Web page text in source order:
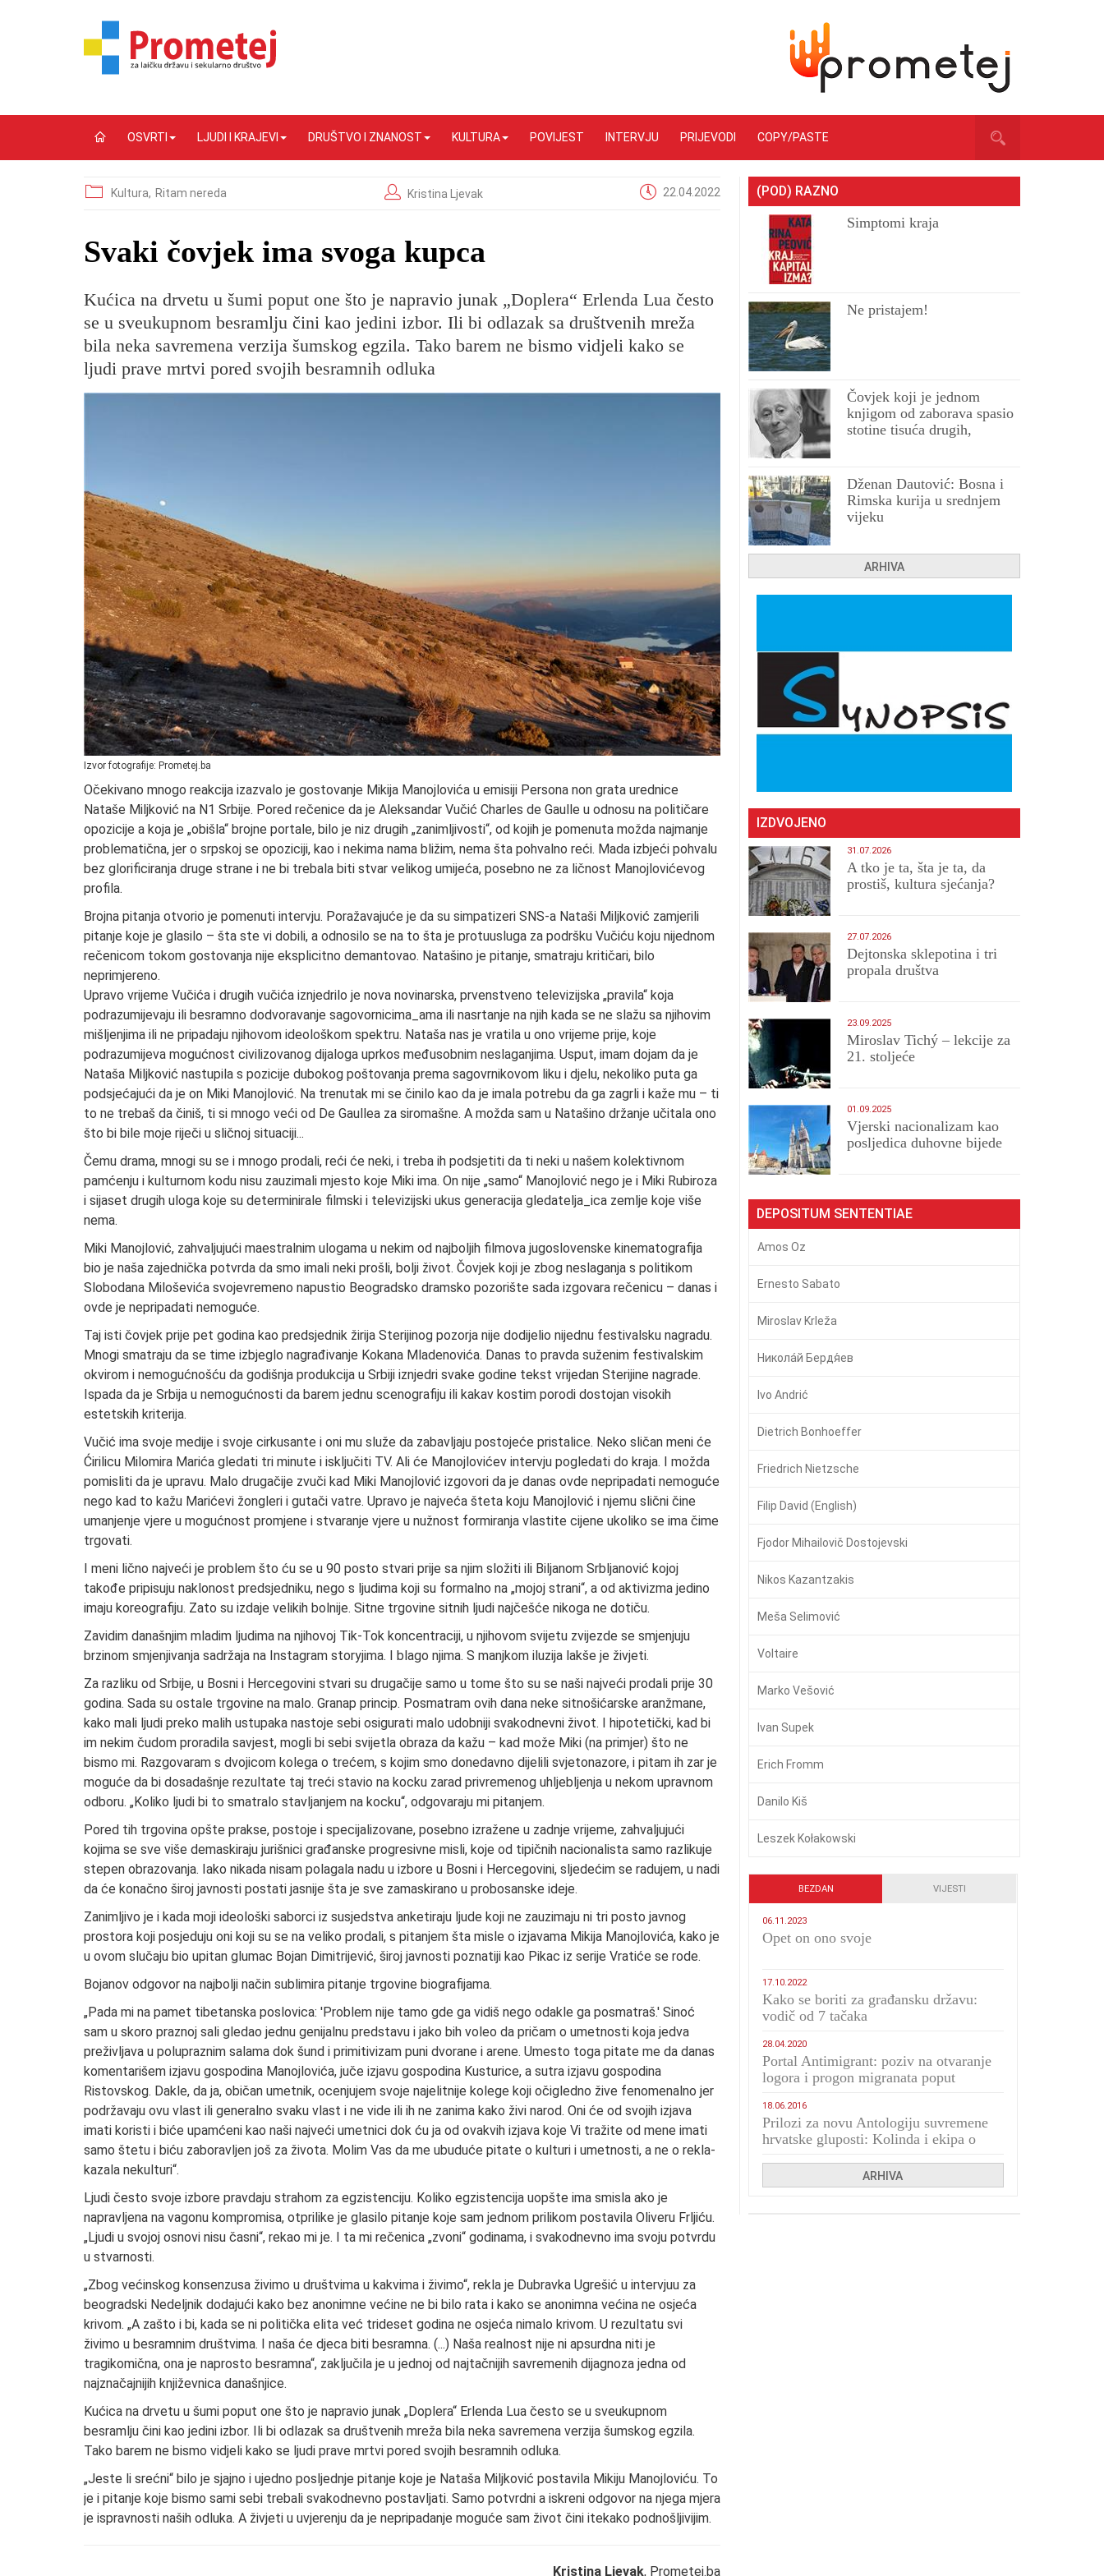
OSVRTI LJUDI I KRAJEVI DRUŠTVO I ZNANOST KULTURA POVIJEST INTERVJU PRIJEVODI COPY/PASTE
Kultura, Ritam nereda Kristina Ljevak 22.04.2022
​Svaki čovjek ima svoga kupca
Kućica na drvetu u šumi poput one što je napravio junak „Doplera“ Erlenda Lua često
se u sveukupnom besramlju čini kao jedini izbor. Ili bi odlazak sa društvenih mreža
bila neka savremena verzija šumskog egzila. Tako barem ne bismo vidjeli kako se
ljudi prave mrtvi pored svojih besramnih odluka
Izvor fotografije: Prometej.ba
Očekivano mnogo reakcija izazvalo je gostovanje Mikija Manojlovića u emisiji Persona non grata urednice
Nataše Miljković na N1 Srbije. Pored rečenice da je Aleksandar Vučić Charles de Gaulle u odnosu na političare
opozicije a koja je „obišla“ brojne portale, bilo je niz drugih „zanimljivosti“, od kojih je pomenuta možda najmanje
problematična, jer o srpskoj se opoziciji, kao i nekima nama bližim, nema šta pohvalno reći. Mada izbjeći pohvalu
bez glorificiranja druge strane i ne bi trebala biti stvar velikog umijeća, posebno ne za ličnost Manojlovićevog
profila.
Brojna pitanja otvorio je pomenuti intervju. Poražavajuće je da su simpatizeri SNS-a Nataši Miljković zamjerili
pitanje koje je glasilo – šta ste vi dobili, a odnosilo se na to šta je protuusluga za podršku Vučiću koju nijednom
rečenicom tokom gostovanja nije eksplicitno demantovao. Natašino je pitanje, smatraju kritičari, bilo
neprimjereno.
Upravo vrijeme Vučića i drugih vučića iznjedrilo je nova novinarska, prvenstveno televizijska „pravila“ koja
podrazumijevaju ili besramno dodvoravanje sagovornicima_ama ili nasrtanje na njih kada se ne slažu sa njihovim
mišljenjima ili ne pripadaju njihovom ideološkom spektru. Nataša nas je vratila u ono vrijeme prije, koje
podrazumijeva mogućnost civilizovanog dijaloga uprkos međusobnim neslaganjima. Usput, imam dojam da je
Nataša Miljković nastupila s pozicije dubokog poštovanja prema sagovrnikovom liku i djelu, nekoliko puta ga
podsjećajući da je on Miki Manojlović. Na trenutak mi se činilo kao da je imala potrebu da ga zagrli i kaže mu – ti
to ne trebaš da činiš, ti si mnogo veći od De Gaullea za siromašne. A možda sam u Natašino držanje učitala ono
što bi bile moje riječi u sličnoj situaciji...
Čemu drama, mnogi su se i mnogo prodali, reći će neki, i treba ih podsjetiti da ti neki u našem kolektivnom
pamćenju i kulturnom kodu nisu zauzimali mjesto koje Miki ima. On nije „samo“ Manojlović nego je i Miki Rubiroza
i sijaset drugih uloga koje su determinirale filmski i televizijski ukus generacija gledatelja_ica zemlje koje više
nema.
Miki Manojlović, zahvaljujući maestralnim ulogama u nekim od najboljih filmova jugoslovenske kinematografija
bio je naša zajednička potvrda da smo imali neki prošli, bolji život. Čovjek koji je zbog neslaganja s politikom
Slobodana Miloševića svojevremeno napustio Beogradsko dramsko pozorište sada izgovara rečenicu – danas i
ovde je nepripadati nemoguće.
Taj isti čovjek prije pet godina kao predsjednik žirija Sterijinog pozorja nije dodijelio nijednu festivalsku nagradu.
Mnogi smatraju da se time izbjeglo nagrađivanje Kokana Mladenovića. Danas to pravda suženim festivalskim
okvirom i nemogućnošću da godišnja produkcija u Srbiji iznjedri svake godine tekst vrijedan Sterijine nagrade.
Ispada da je Srbija u nemogućnosti da barem jednu scenografiju ili kakav kostim porodi dostojan visokih
estetskih kriterija.
Vučić ima svoje medije i svoje cirkusante i oni mu služe da zabavljaju postojeće pristalice. Neko sličan meni će
Ćirilicu Milomira Marića gledati tri minute i isključiti TV. Ali će Manojlovićev intervju pogledati do kraja. I možda
pomisliti da je upravu. Malo drugačije zvuči kad Miki Manojlović izgovori da je danas ovde nepripadati nemoguće
nego kad to kažu Marićevi žongleri i gutači vatre. Upravo je najveća šteta koju Manojlović i njemu slični čine
umanjenje vjere u mogućnost promjene i stvaranje vjere u nužnost formiranja vlastite cijene ukoliko se ima čime
trgovati.
I meni lično najveći je problem što ću se u 90 posto stvari prije sa njim složiti ili Biljanom Srbljanović kojoj
takođe pripisuju naklonost predsjedniku, nego s ljudima koji su formalno na „mojoj strani“, a od aktivizma jedino
imaju koreografiju. Zato su izdaje velikih bolnije. Sitne trgovine sitnih ljudi najčešće nikoga ne dotiču.
Zavidim današnjim mladim ljudima na njihovoj Tik-Tok koncentraciji, u njihovom svijetu zvijezde se smjenjuju
brzinom smjenjivanja sadržaja na Instagram storyjima. I blago njima. S manjkom iluzija lakše je živjeti.
Za razliku od Srbije, u Bosni i Hercegovini stvari su drugačije samo u tome što su se naši najveći prodali prije 30
godina. Sada su ostale trgovine na malo. Granap princip. Posmatram ovih dana neke sitnošićarske aranžmane,
kako mali ljudi preko malih ustupaka nastoje sebi osigurati malo udobniji svakodnevni život. I hipotetički, kad bi
im nekim čudom proradila savjest, mogli bi sebi svijetla obraza da kažu – kad može Miki (na primjer) što ne
bismo mi. Razgovaram s dvojicom kolega o trećem, s kojim smo donedavno dijelili svjetonazore, i pitam ih zar je
moguće da bi dosadašnje rezultate taj treći stavio na kocku zarad privremenog uhljebljenja u nekom upravnom
odboru. „Koliko ljudi bi to smatralo stavljanjem na kocku“, odgovaraju mi pitanjem.
Pored tih trgovina opšte prakse, postoje i specijalizovane, posebno izražene u zadnje vrijeme, zahvaljujući
kojima se sve više demaskiraju jurišnici građanske progresivne misli, koje od tipičnih nacionalista samo razlikuje
stepen obrazovanja. Iako nikada nisam polagala nadu u izbore u Bosni i Hercegovini, sljedećim se radujem, u nadi
da će konačno široj javnosti postati jasnije šta je sve zamaskirano u probosanske ideje.
Zanimljivo je i kada moji ideološki saborci iz susjedstva anketiraju ljude koji ne zauzimaju ni tri posto javnog
prostora koji posjeduju oni koji su se na veliko prodali, s pitanjem šta misle o izjavama Mikija Manojlovića, kako je
u ovom slučaju bio upitan glumac Bojan Dimitrijević, široj javnosti poznatiji kao Pikac iz serije Vratiće se rode.
Bojanov odgovor na najbolji način sublimira pitanje trgovine biografijama.
„Pada mi na pamet tibetanska poslovica: 'Problem nije tamo gde ga vidiš nego odakle ga posmatraš.' Sinoć
sam u skoro praznoj sali gledao jednu genijalnu predstavu i jako bih voleo da pričam o umetnosti koja jedva
preživljava u polupraznim salama dok šund i primitivizam puni dvorane i arene. Umesto toga pitate me da danas
komentarišem izjavu gospodina Manojlovića, juče izjavu gospodina Kusturice, a sutra izjavu gospodina
Ristovskog. Dakle, da ja, običan umetnik, ocenjujem svoje najelitnije kolege koji očigledno žive fenomenalno jer
podržavaju ovu vlast ili generalno svaku vlast i ne vide ili ih ne zanima kako živi narod. Oni će od svojih izjava
imati koristi i biće upamćeni kao naši najveći umetnici dok ću ja od ovakvih izjava koje Vi tražite od mene imati
samo štetu i biću zaboravljen još za života. Molim Vas da me ubuduće pitate o kulturi i umetnosti, a ne o rekla-
kazala nekulturi“.
Ljudi često svoje izbore pravdaju strahom za egzistenciju. Koliko egzistencija uopšte ima smisla ako je
napravljena na vagonu kompromisa, otprilike je glasilo pitanje koje sam jednom prilikom postavila Oliveru Frljiću.
„Ljudi u svojoj osnovi nisu časni“, rekao mi je. I ta mi rečenica „zvoni“ godinama, i svakodnevno ima svoju potvrdu
u stvarnosti.
„Zbog većinskog konsenzusa živimo u društvima u kakvima i živimo“, rekla je Dubravka Ugrešić u intervjuu za
beogradski Nedeljnik dodajući kako bez anonimne većine ne bi bilo rata i kako se anonimna većina ne osjeća
krivom. „A zašto i bi, kada se ni politička elita već trideset godina ne osjeća nimalo krivom. U rezultatu svi
živimo u besramnim društvima. I naša će djeca biti besramna. (...) Naša realnost nije ni apsurdna niti je
tragikomična, ona je naprosto besramna“, zaključila je u jednoj od najtačnijih savremenih dijagnoza jedna od
najznačajnijih književnica današnjice.
Kućica na drvetu u šumi poput one što je napravio junak „Doplera“ Erlenda Lua često se u sveukupnom
besramlju čini kao jedini izbor. Ili bi odlazak sa društvenih mreža bila neka savremena verzija šumskog egzila.
Tako barem ne bismo vidjeli kako se ljudi prave mrtvi pored svojih besramnih odluka.
„Jeste li srećni“ bilo je sjajno i ujedno posljednje pitanje koje je Nataša Miljković postavila Mikiju Manojloviću. To
je i pitanje koje bismo sami sebi trebali svakodnevno postavljati. Samo potvrdni a iskreni odgovor na njega mjera
je ispravnosti naših odluka. A živjeti u uvjerenju da je nepripadanje moguće sam život čini itekako podnošljivijim.
Kristina Ljevak, Prometej.ba
(POD) RAZNO
Simptomi kraja
Ne pristajem!
Čovjek koji je jednom
knjigom od zaborava spasio
stotine tisuća drugih,
Dženan Dautović: Bosna i
Rimska kurija u srednjem
vijeku
ARHIVA
IZDVOJENO
31.07.2026
A tko je ta, šta je ta, da
prostiš, kultura sjećanja?
27.07.2026
Dejtonska sklepotina i tri
propala društva
23.09.2025
Miroslav Tichý – lekcije za
21. stoljeće
01.09.2025
​Vjerski nacionalizam kao
posljedica duhovne bijede
DEPOSITUM SENTENTIAE
Amos Oz
Ernesto Sabato
Miroslav Krleža
Никола́й Бердя́ев
Ivo Andrić
Dietrich Bonhoeffer
Friedrich Nietzsche
Filip David (English)
Fjodor Mihailovič Dostojevski
Nikos Kazantzakis
Meša Selimović
Voltaire
Marko Vešović
Ivan Supek
Erich Fromm
Danilo Kiš
Leszek Kołakowski
BEZDAN VIJESTI
06.11.2023
​Opet on ono svoje
17.10.2022
Kako se boriti za građansku državu:
vodič od 7 tačaka
28.04.2020
Portal Antimigrant: poziv na otvaranje
logora i progon migranata poput
18.06.2016
Prilozi za novu Antologiju suvremene
hrvatske gluposti: Kolinda i ekipa o
ARHIVA